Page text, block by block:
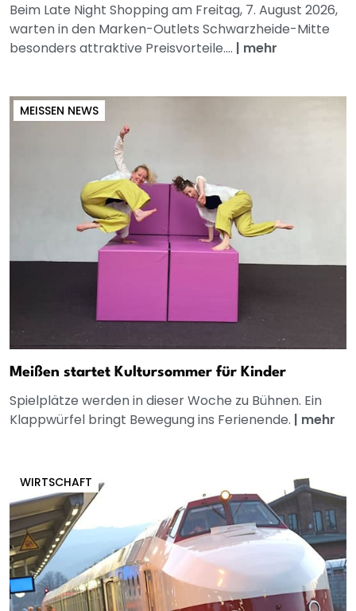
Beim Late Night Shopping am Freitag, 7. August 2026,
warten in den Marken-Outlets Schwarzheide-Mitte
besonders attraktive Preisvorteile.... | mehr
MEISSEN NEWS
Meißen startet Kultursommer für Kinder
Spielplätze werden in dieser Woche zu Bühnen. Ein
Klappwürfel bringt Bewegung ins Ferienende. | mehr
WIRTSCHAFT